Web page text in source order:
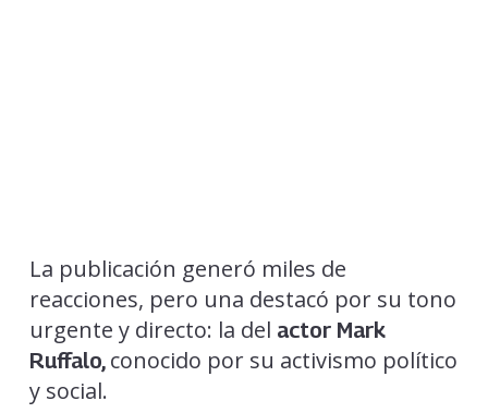
La publicación generó miles de
reacciones, pero una destacó por su tono
urgente y directo: la del actor Mark
Ruffalo, conocido por su activismo político
y social.